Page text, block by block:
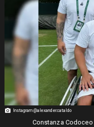
Instagram @alexander.cataldo
Constanza Codoceo